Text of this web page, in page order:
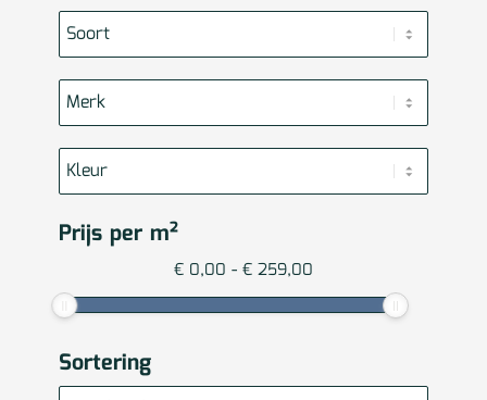
Prijs per m²
€ 0,00 - € 259,00
Sortering